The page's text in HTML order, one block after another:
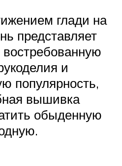
глади на
представляет
и
популярность,
вышивка
обыденную